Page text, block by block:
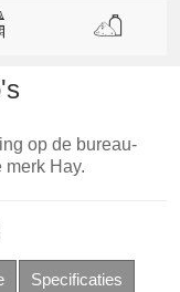
op de bureau-
Hay.